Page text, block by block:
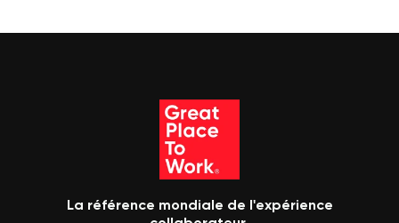
La référence mondiale de l'expérience